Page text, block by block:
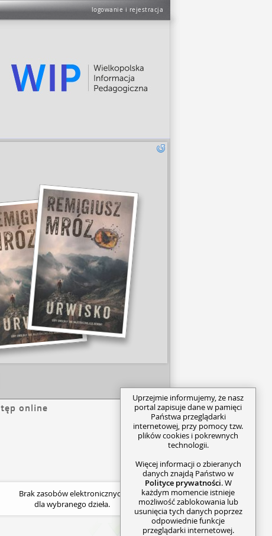
logowanie i rejestracja
online
Brak zasobów elektronicznych
dla wybranego dzieła.
Uprzejmie informujemy, że nasz
portal zapisuje dane w pamięci
Państwa przeglądarki
internetowej, przy pomocy tzw.
plików cookies i pokrewnych
technologii.
Więcej informacji o zbieranych
danych znajdą Państwo w
Polityce prywatności. W
każdym momencie istnieje
możliwość zablokowania lub
usunięcia tych danych poprzez
odpowiednie funkcje
przeglądarki internetowej.